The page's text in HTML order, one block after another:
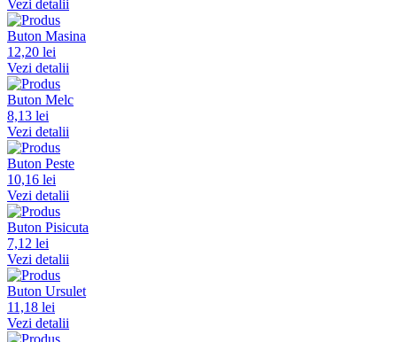
Vezi detalii
Buton Masina
12,20 lei
Vezi detalii
Buton Melc
8,13 lei
Vezi detalii
Buton Peste
10,16 lei
Vezi detalii
Buton Pisicuta
7,12 lei
Vezi detalii
Buton Ursulet
11,18 lei
Vezi detalii